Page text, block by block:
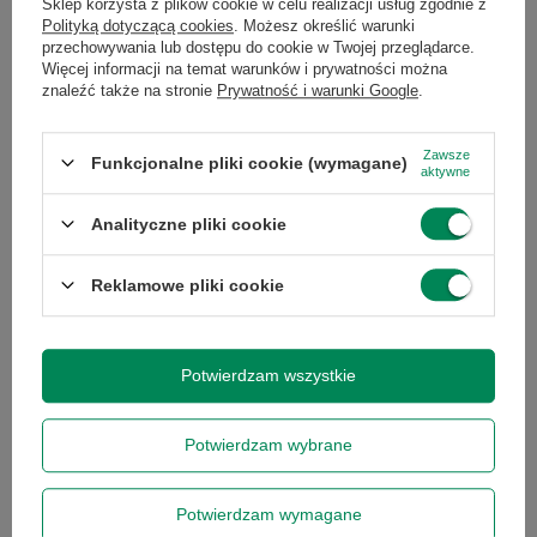
Marka Dell
Model Latitude 5501
procesora
Rozdzielczość
(px)
1366 x 768
Sklep korzysta z plików cookie w celu realizacji usług zgodnie z
Polityką dotyczącą cookies . Możesz określić warunki
przechowywania lub dostępu do cookie w Twojej przeglądarce.
Więcej informacji na temat warunków i prywatności można
znaleźć także na stronie Prywatność i warunki Google
Funkcjonalne pliki cookie (wymagane)
Zawsze
aktywne
Analityczne pliki cookie
Reklamowe pliki cookie
Potwierdzam wybrane
Potwierdzam wymagane
Potwierdzam wszystkie